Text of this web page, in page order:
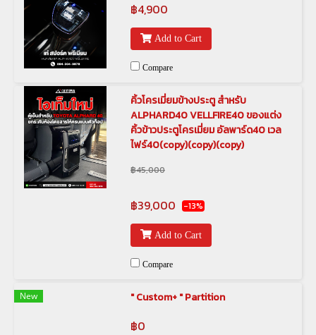
฿4,900
Add to Cart
Compare
คิ้วโครเมี่ยมข้างประตู สำหรับ
ALPHARD40 VELLFIRE40 ของแต่ง
คิ้วข้าวประตูโครเมี่ยม อัลพาร์ด40 เวล
ไฟร์40(copy)(copy)(copy)
฿45,000
฿39,000 -13%
Add to Cart
Compare
New " Custom+ " Partition
฿0